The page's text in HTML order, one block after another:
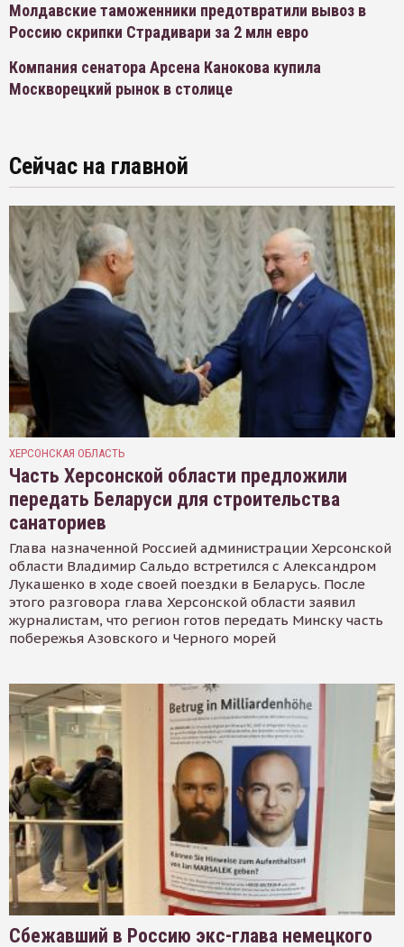
Молдавские таможенники предотвратили вывоз в
Россию скрипки Страдивари за 2 млн евро
Компания сенатора Арсена Канокова купила
Москворецкий рынок в столице
Сейчас на главной
ХЕРСОНСКАЯ ОБЛАСТЬ
Часть Херсонской области предложили
передать Беларуси для строительства
санаториев
Глава назначенной Россией администрации Херсонской
области Владимир Сальдо встретился с Александром
Лукашенко в ходе своей поездки в Беларусь. После
этого разговора глава Херсонской области заявил
журналистам, что регион готов передать Минску часть
побережья Азовского и Черного морей
Сбежавший в Россию экс-глава немецкого